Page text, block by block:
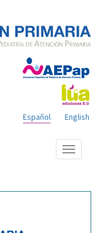
English
Español
Mostrar
menú